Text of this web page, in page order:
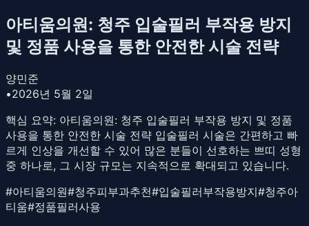
아티움의원: 청주 입술필러 부작용 방지
및 정품 사용을 통한 안전한 시술 전략
양민준
•2026년 5월 2일
핵심 요약: 아티움의원: 청주 입술필러 부작용 방지 및 정품
사용을 통한 안전한 시술 전략 입술필러 시술은 간편하고 빠
르게 인상을 개선할 수 있어 많은 분들이 선호하는 쁘띠 성형
중 하나로, 그 시장 규모는 지속적으로 확대되고 있습니다.
#아티움의원#청주피부과추천#입술필러부작용방지#청주아
티움#정품필러사용